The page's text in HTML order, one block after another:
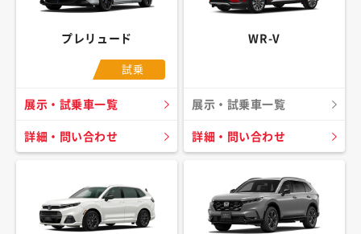
プレリュード
試乗
展示・試乗車一覧
詳細・問い合わせ
WR-V
展示・試乗車一覧
詳細・問い合わせ